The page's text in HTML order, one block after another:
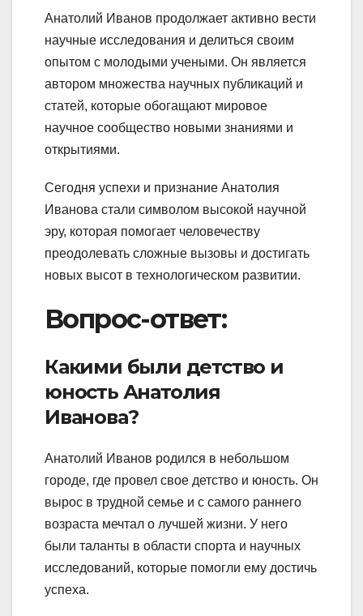
Анатолий Иванов продолжает активно вести
научные исследования и делиться своим
опытом с молодыми учеными. Он является
автором множества научных публикаций и
статей, которые обогащают мировое
научное сообщество новыми знаниями и
открытиями.
Сегодня успехи и признание Анатолия
Иванова стали символом высокой научной
эру, которая помогает человечеству
преодолевать сложные вызовы и достигать
новых высот в технологическом развитии.
Вопрос-ответ:
Какими были детство и
юность Анатолия
Иванова?
Анатолий Иванов родился в небольшом
городе, где провел свое детство и юность. Он
вырос в трудной семье и с самого раннего
возраста мечтал о лучшей жизни. У него
были таланты в области спорта и научных
исследований, которые помогли ему достичь
успеха.